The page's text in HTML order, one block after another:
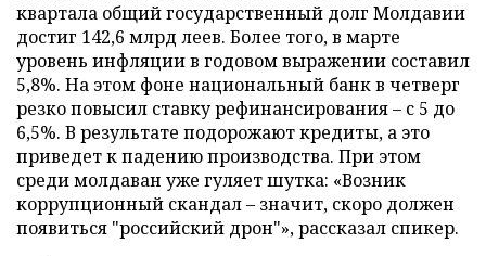
квартала общий государственный долг Молдавии
достиг 142,6 млрд леев. Более того, в марте
уровень инфляции в годовом выражении составил
5,8%. На этом фоне национальный банк в четверг
резко повысил ставку рефинансирования – с 5 до
6,5%. В результате подорожают кредиты, а это
приведет к падению производства. При этом
среди молдаван уже гуляет шутка: «Возник
коррупционный скандал – значит, скоро должен
появиться "российский дрон"», рассказал спикер.